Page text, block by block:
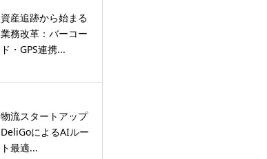
資産追跡から始まる
業務改革：バーコー
ド・GPS連携...
物流スタートアップ
DeliGoによるAIルー
ト最適...